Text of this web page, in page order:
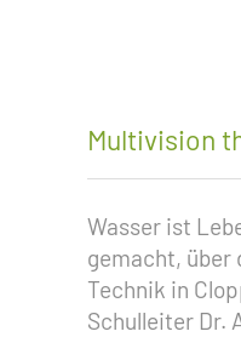
Multivision
Wasser ist
gemacht, über
Technik in
Schulleiter Dr.